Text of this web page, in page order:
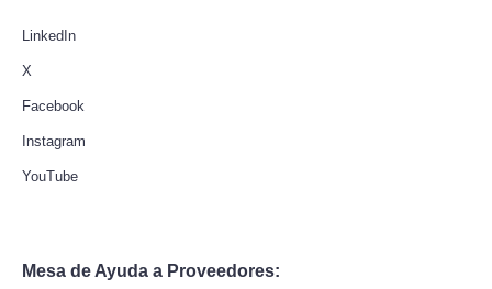
LinkedIn
X
Facebook
Instagram
YouTube
Mesa de Ayuda a Proveedores: